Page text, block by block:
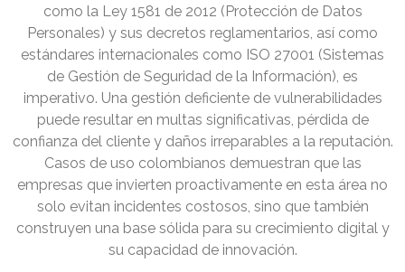
como la Ley 1581 de 2012 (Protección de Datos
Personales) y sus decretos reglamentarios, así como
estándares internacionales como ISO 27001 (Sistemas
de Gestión de Seguridad de la Información), es
imperativo. Una gestión deficiente de vulnerabilidades
puede resultar en multas significativas, pérdida de
confianza del cliente y daños irreparables a la reputación.
Casos de uso colombianos demuestran que las
empresas que invierten proactivamente en esta área no
solo evitan incidentes costosos, sino que también
construyen una base sólida para su crecimiento digital y
su capacidad de innovación.